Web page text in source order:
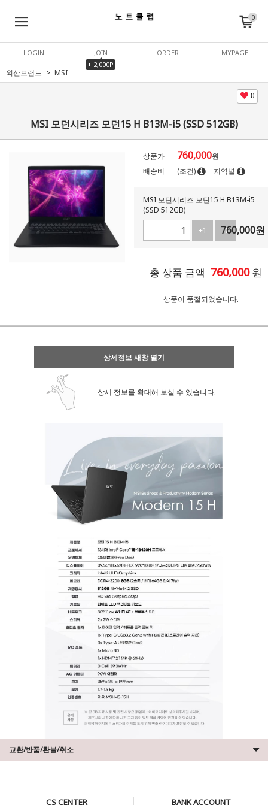
0
LOGIN
JOIN
+ 2,000P
ORDER MYPAGE
외산브랜드 MSI
0
MSI 모던시리즈 모던15 H B13M-i5 (SSD 512GB)
상품가 760,000원
배송비
(조건) 지역별
MSI 모던시리즈 모던15 H B13M-i5
(SSD 512GB)
+1
-1
760,000원
총 상품 금액 760,000 원
상품이 품절되었습니다.
상세정보 새창 열기
상세 정보를 확대해 보실 수 있습니다.
교환/반품/환불/취소
CS CENTER BANK ACCOUNT